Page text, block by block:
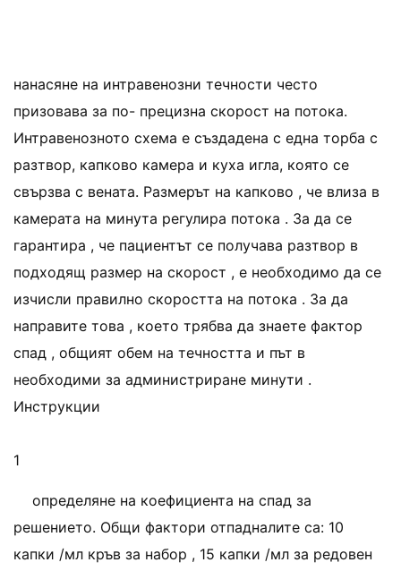
нанасяне на интравенозни течности често
призовава за по- прецизна скорост на потока.
Интравенозното схема е създадена с една торба с
разтвор, капково камера и куха игла, която се
свързва с вената. Размерът на капково , че влиза в
камерата на минута регулира потока . За да се
гарантира , че пациентът се получава разтвор в
подходящ размер на скорост , е необходимо да се
изчисли правилно скоростта на потока . За да
направите това , което трябва да знаете фактор
спад , общият обем на течността и път в
необходими за администриране минути .
Инструкции
1
определяне на коефициента на спад за
решението. Общи фактори отпадналите са: 10
капки /мл кръв за набор , 15 капки /мл за редовен